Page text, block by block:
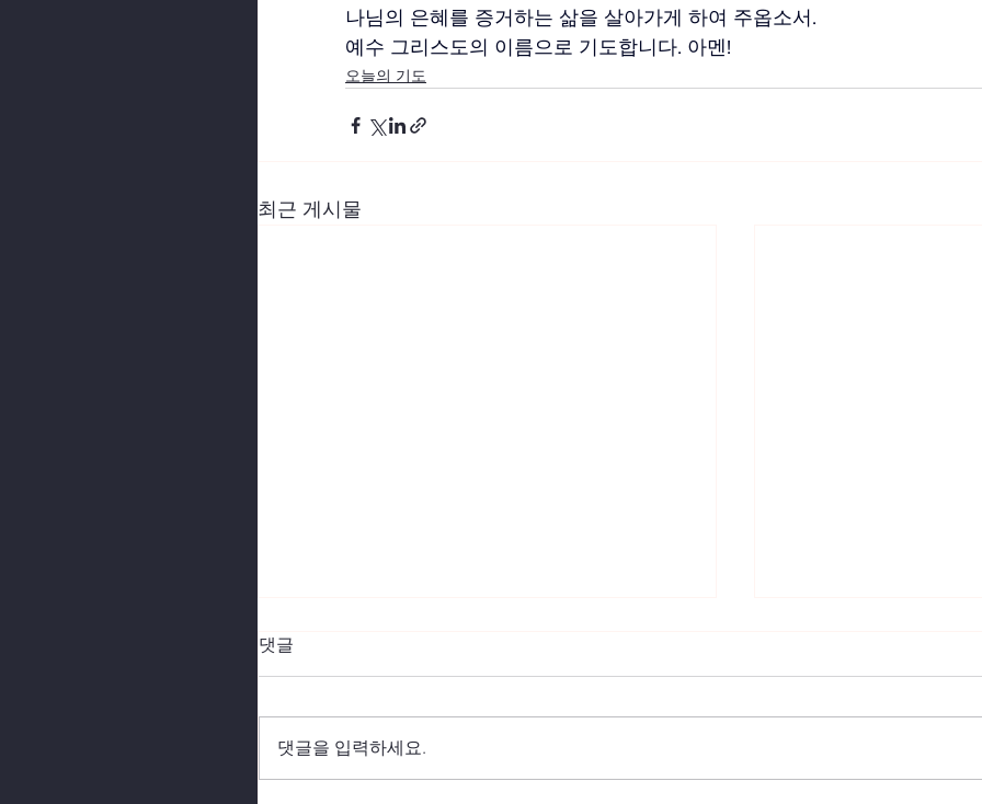
나님의 은혜를 증거하는 삶을 살아가게 하여 주옵소서.
예수 그리스도의 이름으로 기도합니다. 아멘!
오늘의 기도
최근 게시물
댓글
댓글을 입력하세요.